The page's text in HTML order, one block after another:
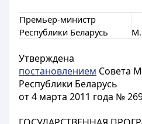
Премьер-министр
Республики Беларусь
М.
Утверждена
постановлением Совета
Республики Беларусь
от 4 марта 2011 года №